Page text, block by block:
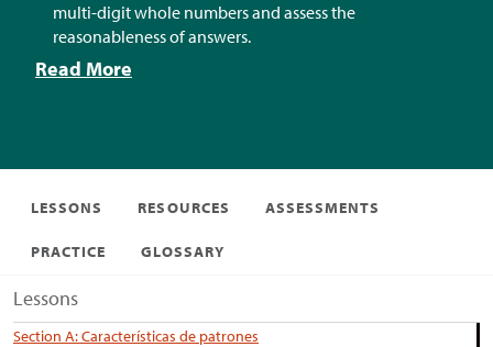
multi-digit whole numbers and assess the
reasonableness of answers.
Read More
LESSONS RESOURCES ASSESSMENTS
PRACTICE GLOSSARY
Lessons
Section A: Características de patrones